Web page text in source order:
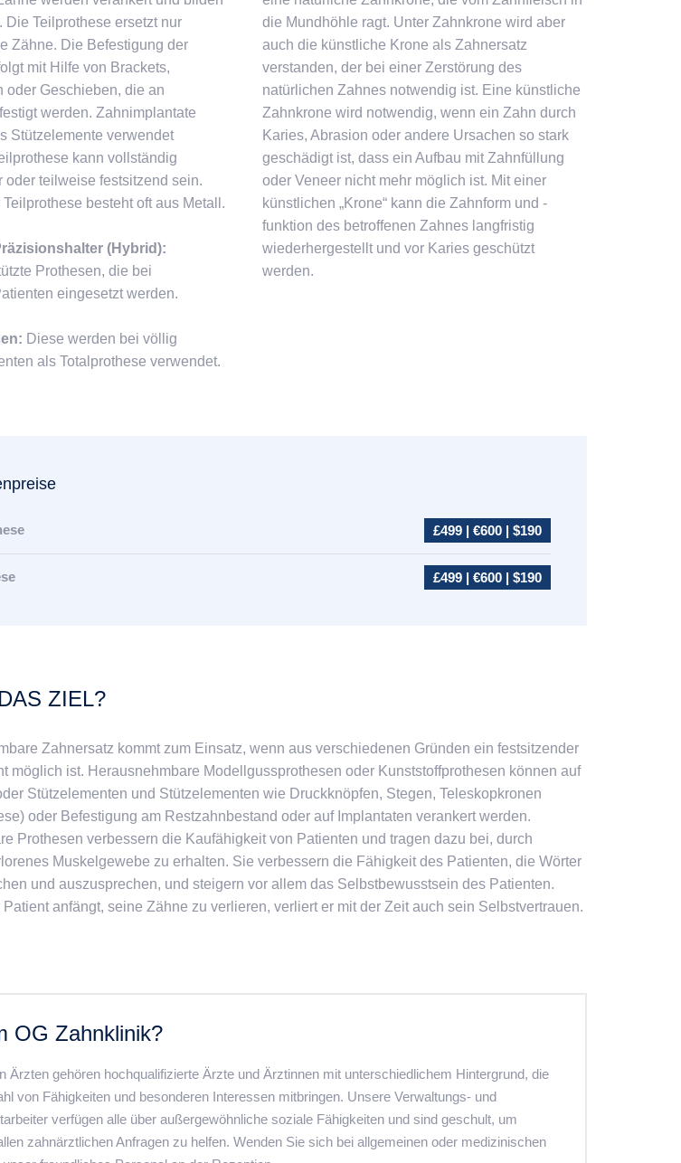
Die Teilprothese ersetzt nur
Zähne. Die Befestigung der
mit Hilfe von Brackets,
oder Geschieben, die an
werden. Zahnimplantate
Stützelemente verwendet
kann vollständig
oder teilweise festsitzend sein.
besteht oft aus Metall.
(Hybrid):
Prothesen, die bei
eingesetzt werden.
Diese werden bei völlig
als Totalprothese verwendet.
die Mundhöhle ragt. Unter Zahnkrone wird aber
auch die künstliche Krone als Zahnersatz
verstanden, der bei einer Zerstörung des
natürlichen Zahnes notwendig ist. Eine künstliche
Zahnkrone wird notwendig, wenn ein Zahn durch
Karies, Abrasion oder andere Ursachen so stark
geschädigt ist, dass ein Aufbau mit Zahnfüllung
oder Veneer nicht mehr möglich ist. Mit einer
künstlichen „Krone“ kann die Zahnform und -
funktion des betroffenen Zahnes langfristig
wiederhergestellt und vor Karies geschützt
werden.
£499 | €600 | $190
£499 | €600 | $190
ZIEL?
Zahnersatz kommt zum Einsatz, wenn aus verschiedenen Gründen ein festsitzender
möglich ist. Herausnehmbare Modellgussprothesen oder Kunststoffprothesen können auf
Stützelementen und Stützelementen wie Druckknöpfen, Stegen, Teleskopkronen
oder Befestigung am Restzahnbestand oder auf Implantaten verankert werden.
Prothesen verbessern die Kaufähigkeit von Patienten und tragen dazu bei, durch
Muskelgewebe zu erhalten. Sie verbessern die Fähigkeit des Patienten, die Wörter
und auszusprechen, und steigern vor allem das Selbstbewusstsein des Patienten.
Patient anfängt, seine Zähne zu verlieren, verliert er mit der Zeit auch sein Selbstvertrauen.
OG Zahnklinik?
Ärzten gehören hochqualifizierte Ärzte und Ärztinnen mit unterschiedlichem Hintergrund, die
von Fähigkeiten und besonderen Interessen mitbringen. Unsere Verwaltungs- und
verfügen alle über außergewöhnliche soziale Fähigkeiten und sind geschult, um
zahnärztlichen Anfragen zu helfen. Wenden Sie sich bei allgemeinen oder medizinischen